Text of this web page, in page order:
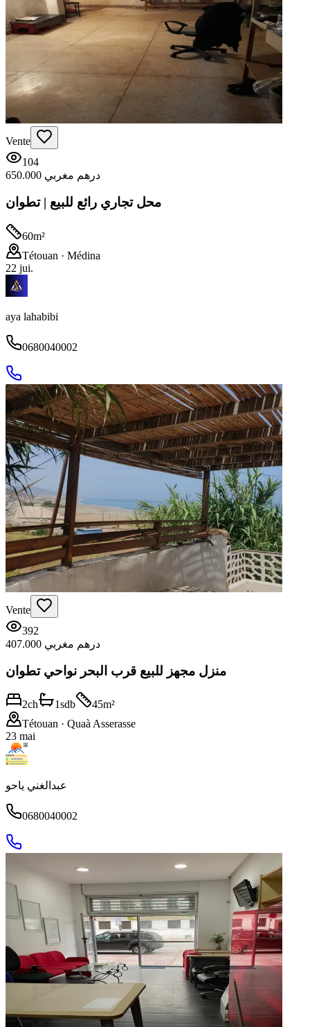
Vente
104
650.000 درهم مغربي
محل تجاري رائع للبيع | تطوان
60m²
Tétouan · Médina
22 jui.
aya lahabibi
0680040002
Vente
392
407.000 درهم مغربي
منزل مجهز للبيع قرب البحر نواحي تطوان
2ch 1sdb 45m²
Tétouan · Quaà Asserasse
23 mai
عبدالغني ياحو
0680040002